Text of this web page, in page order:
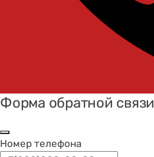
Форма обратной связи
Номер телефона